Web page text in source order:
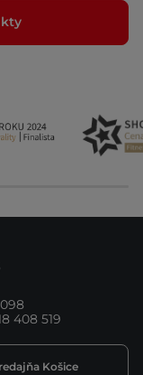
408 519
Košice